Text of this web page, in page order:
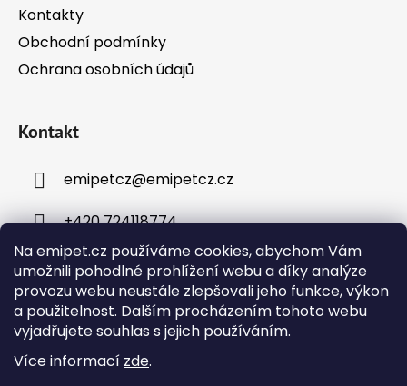
Na emipet.cz používáme cookies, abychom Vám
umožnili pohodlné prohlížení webu a díky analýze
provozu webu neustále zlepšovali jeho funkce, výkon
a použitelnost. Dalším procházením tohoto webu
vyjadřujete souhlas s jejich používáním.
Více informací zde.
Kontakty
Obchodní podmínky
Ochrana osobních údajů
Kontakt
emipetcz@emipetcz.cz
+420 724118774
Instagram